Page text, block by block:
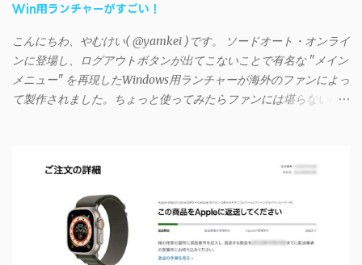
に設定する （念のため）再起動する iSyncrでパスワードを入力す
すれば完了 一度この手順を施せば、言語設定は日本語に戻して
もOKだ。これでWi-Fiを使った同期機能が使えるようになる。USB
接続による同期については、アプリに根本的な不具合が発生して
おり、現時点で使えないようだ。諦めよう。 今回の不具合につ
iSyncrを活用することで、Androidデバイスでもレート機能や再生
ートフォンに移行したい場合に役立つはずだ。
Win用ランチャーがすごい！
こんにちわ、やむけい( @yamkei )です。 ソードオート・オンライ
ンに登場し、ログアウトボタンが出てこないことで有名な "メイン
メニュー" を再現したWindows用ランチャーが海外のファンによっ
て製作されました。ちょっと使ってみたらファンには堪らないほ
す・・・。カッコイイ！！ 開発ページ（英語） gpbeta.com - The
SAO Utilities Project – development log インストール（導入）手順
1. 開発ページ のDownloadsの項目から自分のOSにあったファイル
をダウンロードする。 Windows（Windows2000, XP, Vista, Win7,
Win8）に対応です。 （ ◆自分のパソコンが 32 ビット版か 64 ビッ